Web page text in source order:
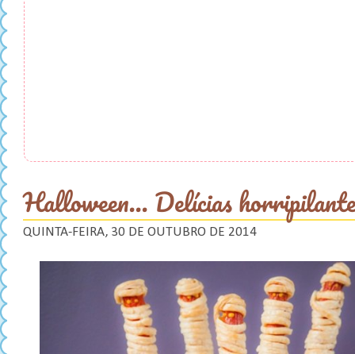
Halloween... Delícias
QUINTA-FEIRA, 30 DE OUTUBRO DE 2014